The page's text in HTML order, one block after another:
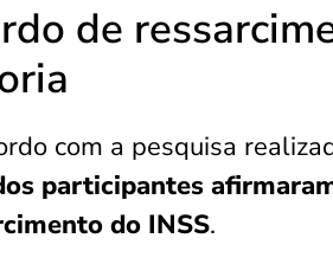
de
com a pesquisa
participantes
do INSS.